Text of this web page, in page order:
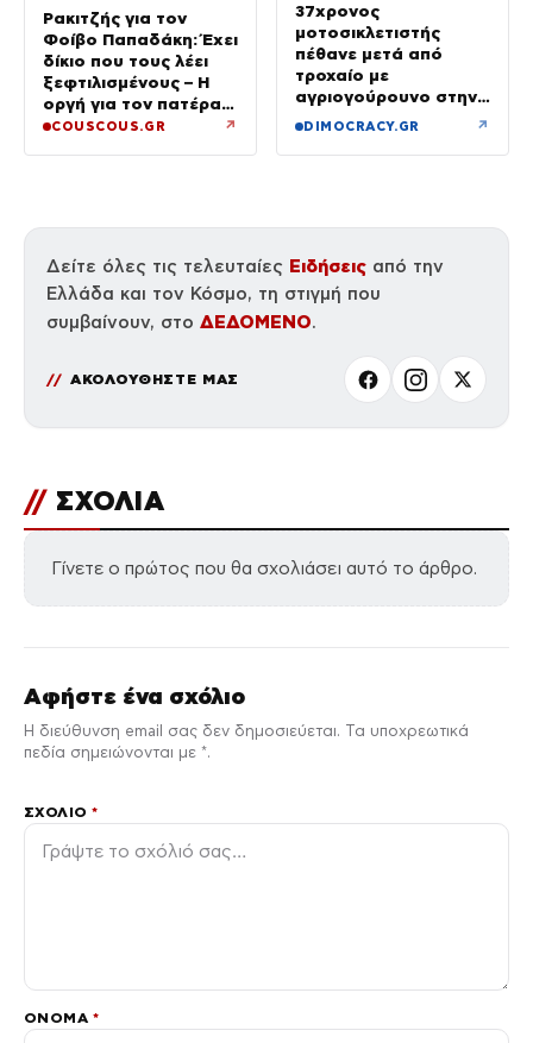
Ρακιτζής για τον
Φοίβο Παπαδάκη: Έχει
δίκιο που τους λέει
ξεφτιλισμένους – Η
οργή για τον πατέρα
του
COUSCOUS.GR ↗
37χρονος
μοτοσικλετιστής
πέθανε μετά από
τροχαίο με
αγριογούρουνο στην
Εύβοια
DIMOCRACY.GR ↗
Δείτε όλες τις τελευταίες Ειδήσεις από την
Ελλάδα και τον Κόσμο, τη στιγμή που
συμβαίνουν, στο ΔΕΔΟΜΕΝΟ.
ΑΚΟΛΟΥΘΗΣΤΕ ΜΑΣ
// ΣΧΟΛΙΑ
Γίνετε ο πρώτος που θα σχολιάσει αυτό το άρθρο.
Αφήστε ένα σχόλιο
Η διεύθυνση email σας δεν δημοσιεύεται. Τα υποχρεωτικά
πεδία σημειώνονται με *.
ΣΧΌΛΙΟ*
ΌΝΟΜΑ *